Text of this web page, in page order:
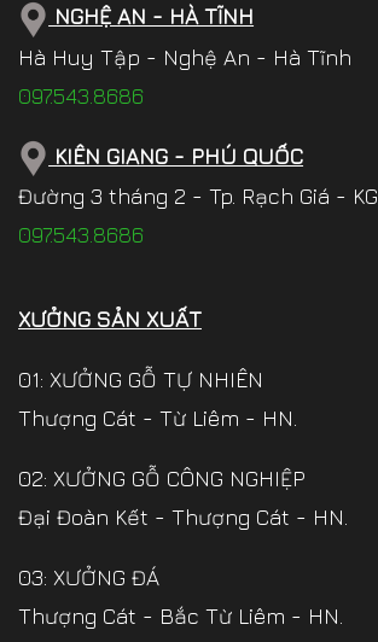
NGHỆ AN - HÀ TĨNH
Hà Huy Tập - Nghệ An - Hà Tĩnh
097.543.8686
KIÊN GIANG - PHÚ QUỐC
Đường 3 tháng 2 - Tp. Rạch Giá - KG.
097.543.8686
XƯỞNG SẢN XUẤT
01: XƯỞNG GỖ TỰ NHIÊN
Thượng Cát - Từ Liêm - HN.
02: XƯỞNG GỖ CÔNG NGHIỆP
Đại Đoàn Kết - Thượng Cát - HN.
03: XƯỞNG ĐÁ
Thượng Cát - Bắc Từ Liêm - HN.